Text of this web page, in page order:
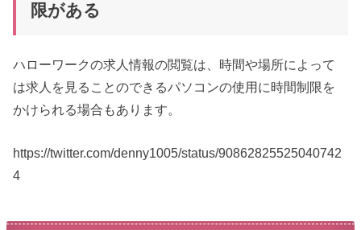
限がある
ハローワークの求人情報の閲覧は、時間や場所によって
は求人を見ることのできるパソコンの使用に時間制限を
かけられる場合もあります。
https://twitter.com/denny1005/status/90862825525040742
4